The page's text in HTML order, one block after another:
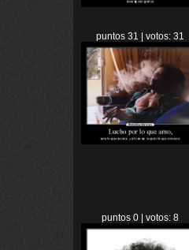
puntos 31 | votos: 31
puntos 0 | votos: 8